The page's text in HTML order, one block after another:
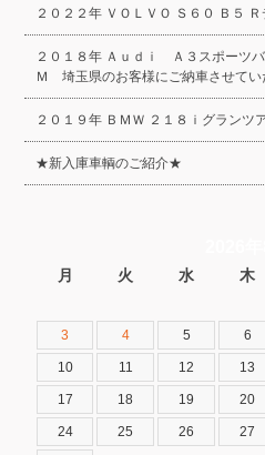
２０２２年 ＶＯＬＶＯ Ｓ６０ Ｂ５
２０１８年 Ａｕｄｉ Ａ３スポーツ
Ｍ 埼玉県のお客様にご納車させてい
２０１９年 ＢＭＷ ２１８ｉグラン
★新入庫車輌のご紹介★
月 火 水 木
3 4 5 6
10 11 12 13
17 18 19 20
24 25 26 27